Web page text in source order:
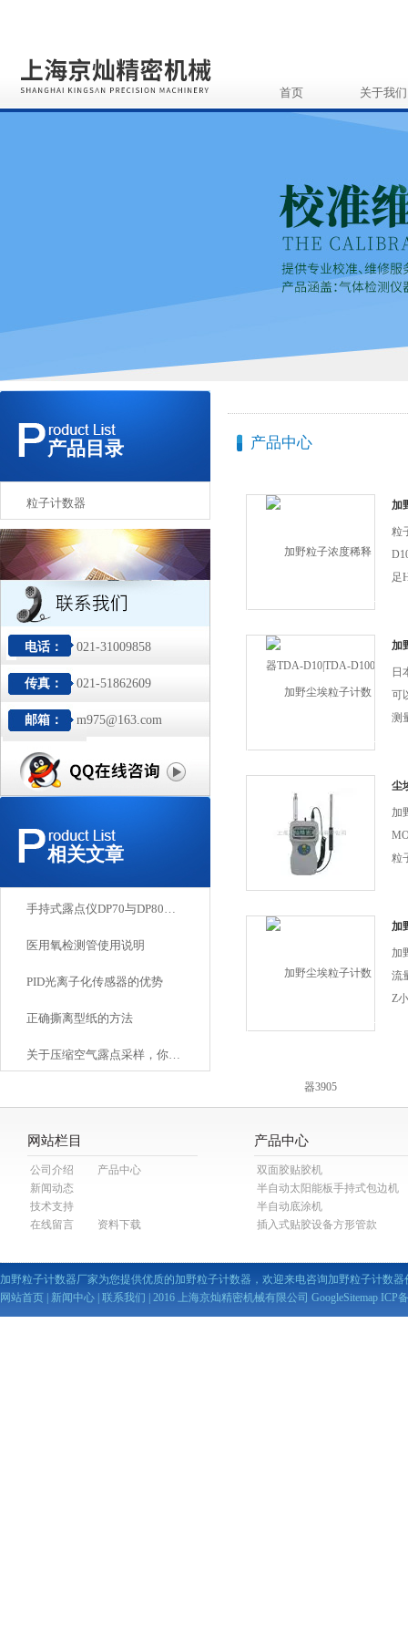
首页 关于我们
产品目录
粒子计数器
电话： 021-31009858
传真： 021-51862609
邮箱： m975@163.com
相关文章
手持式露点仪DP70与DP80的区别 厂家工程师精讲
医用氧检测管使用说明
PID光离子化传感器的优势
正确撕离型纸的方法
关于压缩空气露点采样，你需要知道的四件事
产品中心
加
粒
足
高
的
控
器
子
加
日
可
测
和
子
数
尘
加
粒
和
部
粒
气
加
加
流
Z
室
量
网站栏目
公司介绍
产品中心
新闻动态
技术支持
在线留言
资料下载
产品中心
双面胶贴胶机
半自动太阳能板手持式包边机
半自动底涂机
插入式贴胶设备方形管款
加野粒子计数器厂家为您提供优质的加野粒子计数器，欢迎来电咨询加野粒子计数器
网站首页
新闻中心 联系我们 | 2016 上海京灿精密机械有限公司 GoogleSitemap ICP